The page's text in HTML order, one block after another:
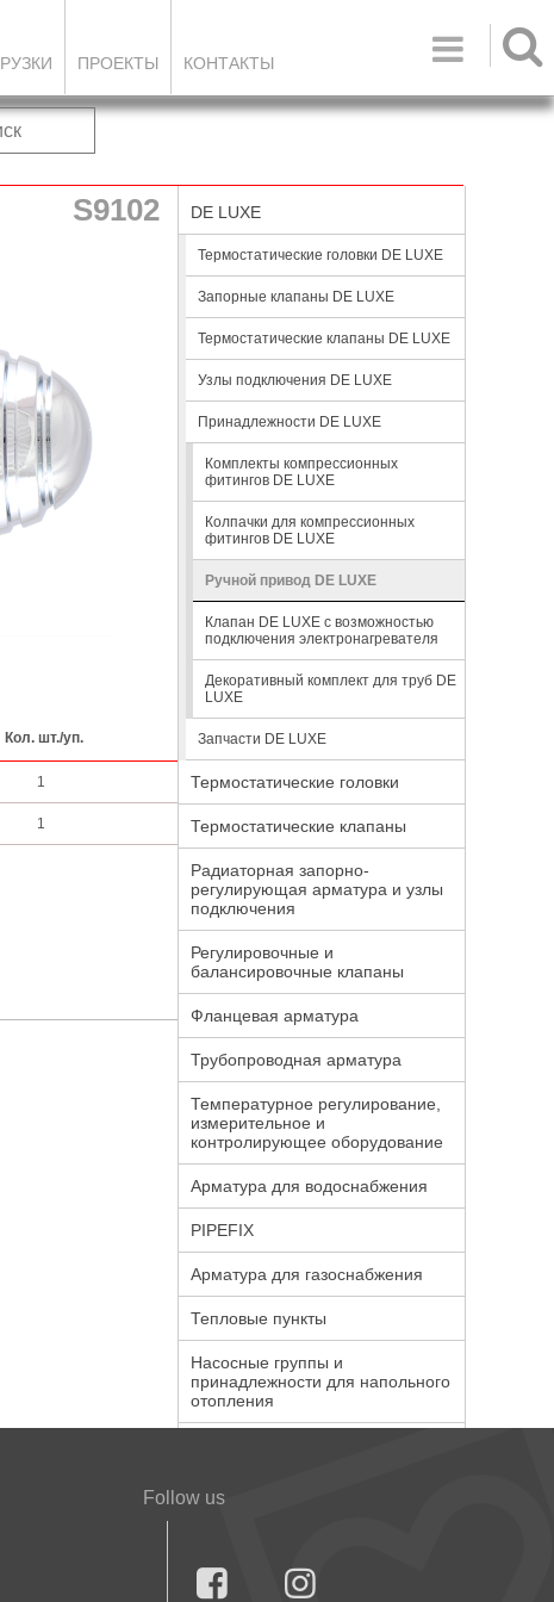

ПРОЕКТЫ КОНТАКТЫ
S9102
Кол. шт./уп.
1
1
DE LUXE
Термостатические головки DE LUXE
Запорные клапаны DE LUXE
Термостатические клапаны DE LUXE
Узлы подключения DE LUXE
Принадлежности DE LUXE
Комплекты компрессионных
фитингов DE LUXE
Колпачки для компрессионных
фитингов DE LUXE
Ручной привод DE LUXE
Клапан DE LUXE с возможностью
подключения электронагревателя
Декоративный комплект для труб DE
LUXE
Запчасти DE LUXE
Термостатические головки
Термостатические клапаны
Радиаторная запорно-
регулирующая арматура и узлы
подключения
Регулировочные и
балансировочные клапаны
Фланцевая арматура
Трубопроводная арматура
Температурное регулирование,
измерительное и
контролирующее оборудование
Арматура для водоснабжения
PIPEFIX
Арматура для газоснабжения
Тепловые пункты
Насосные группы и
принадлежности для напольного
отопления
Follow us
 